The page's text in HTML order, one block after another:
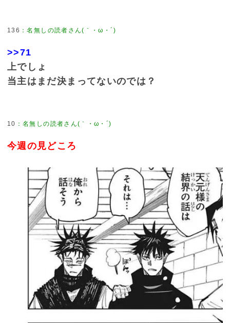
136 ：名無しの読者さん(｀・ω・´)
>>71
上でしょ
当主はまだ決まってないのでは？
10 ：名無しの読者さん(｀・ω・´)
今週の見どころ